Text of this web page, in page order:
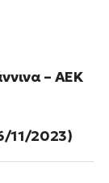
– ΑΕΚ
11/2023)